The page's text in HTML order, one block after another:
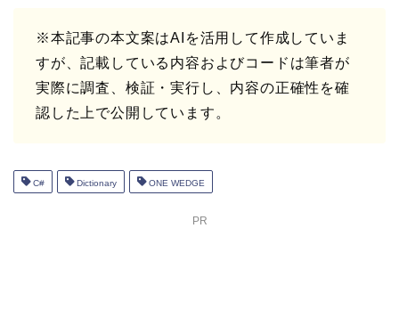
※本記事の本文案はAIを活用して作成していま
すが、記載している内容およびコードは筆者が
実際に調査、検証・実行し、内容の正確性を確
認した上で公開しています。
C# Dictionary ONE WEDGE
PR